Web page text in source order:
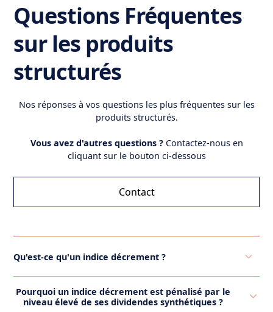
Questions Fréquentes
sur les produits
structurés
Nos réponses à vos questions les plus fréquentes sur les
produits structurés.
Vous avez d'autres questions ? Contactez-nous en
cliquant sur le bouton ci-dessous
Contact
Qu'est-ce qu'un indice décrement ?
pour refléter un niveau fixe et prédéfini de
Pourquoi un indice décrement est pénalisé par le
niveau élevé de ses dividendes synthétiques ?